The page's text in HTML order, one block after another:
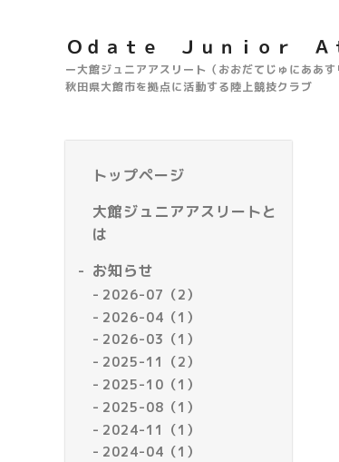
Ｏｄａｔｅ Ｊｕｎｉｏｒ Ａ
ー大館ジュニアアスリート（おおだてじゅにああす
秋田県大館市を拠点に活動する陸上競技クラブ
トップページ
大館ジュニアアスリートと
は
お知らせ
2026-07（2）
2026-04（1）
2026-03（1）
2025-11（2）
2025-10（1）
2025-08（1）
2024-11（1）
2024-04（1）